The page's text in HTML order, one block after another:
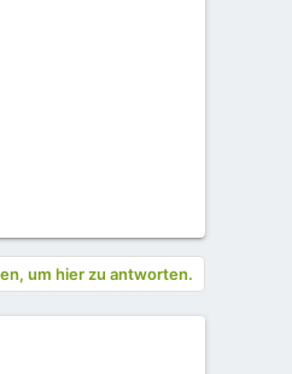
um hier zu antworten.